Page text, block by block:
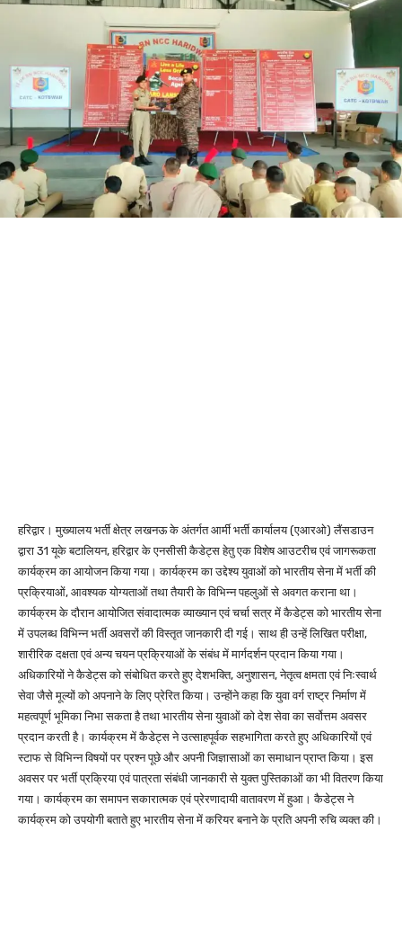
हरिद्वार। मुख्यालय भर्ती क्षेत्र लखनऊ के अंतर्गत आर्मी भर्ती कार्यालय (एआरओ) लैंसडाउन
द्वारा 31 यूके बटालियन, हरिद्वार के एनसीसी कैडेट्स हेतु एक विशेष आउटरीच एवं जागरूकता
कार्यक्रम का आयोजन किया गया। कार्यक्रम का उद्देश्य युवाओं को भारतीय सेना में भर्ती की
प्रक्रियाओं, आवश्यक योग्यताओं तथा तैयारी के विभिन्न पहलुओं से अवगत कराना था।
कार्यक्रम के दौरान आयोजित संवादात्मक व्याख्यान एवं चर्चा सत्र में कैडेट्स को भारतीय सेना
में उपलब्ध विभिन्न भर्ती अवसरों की विस्तृत जानकारी दी गई। साथ ही उन्हें लिखित परीक्षा,
शारीरिक दक्षता एवं अन्य चयन प्रक्रियाओं के संबंध में मार्गदर्शन प्रदान किया गया।
अधिकारियों ने कैडेट्स को संबोधित करते हुए देशभक्ति, अनुशासन, नेतृत्व क्षमता एवं निःस्वार्थ
सेवा जैसे मूल्यों को अपनाने के लिए प्रेरित किया। उन्होंने कहा कि युवा वर्ग राष्ट्र निर्माण में
महत्वपूर्ण भूमिका निभा सकता है तथा भारतीय सेना युवाओं को देश सेवा का सर्वोत्तम अवसर
प्रदान करती है। कार्यक्रम में कैडेट्स ने उत्साहपूर्वक सहभागिता करते हुए अधिकारियों एवं
स्टाफ से विभिन्न विषयों पर प्रश्न पूछे और अपनी जिज्ञासाओं का समाधान प्राप्त किया। इस
अवसर पर भर्ती प्रक्रिया एवं पात्रता संबंधी जानकारी से युक्त पुस्तिकाओं का भी वितरण किया
गया। कार्यक्रम का समापन सकारात्मक एवं प्रेरणादायी वातावरण में हुआ। कैडेट्स ने
कार्यक्रम को उपयोगी बताते हुए भारतीय सेना में करियर बनाने के प्रति अपनी रुचि व्यक्त की।